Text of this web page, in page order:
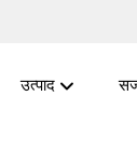
उत्पाद